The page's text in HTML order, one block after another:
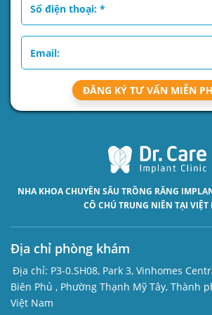
ĐĂNG KÝ TƯ VẤN MIỄN
NHA KHOA CHUYÊN SÂU TRỒNG RĂNG
CÔ CHÚ TRUNG NIÊN TẠI VIỆT
Địa chỉ phòng khám
Địa chỉ: P3-0.SH08, Park 3, Vinhomes
Biên Phủ , Phường Thạnh Mỹ Tây, Thành
Việt Nam